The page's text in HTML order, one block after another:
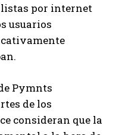
por internet
usuarios
Pymnts
de los
consideran que la